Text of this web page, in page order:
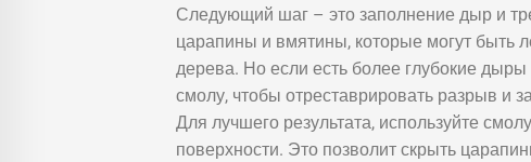
Следующий шаг – это заполнение дыр и
царапины и вмятины, которые могут быть
дерева. Но если есть более глубокие
смолу, чтобы отреставрировать разрыв и
Для лучшего результата, используйте
поверхности. Это позволит скрыть